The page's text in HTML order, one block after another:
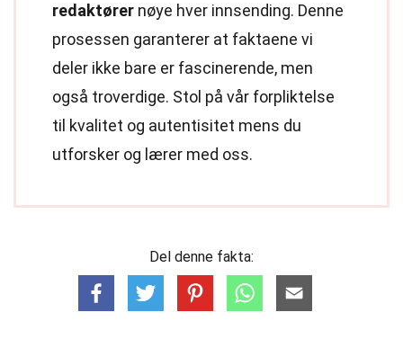
redaktører nøye hver innsending. Denne
prosessen garanterer at faktaene vi
deler ikke bare er fascinerende, men
også troverdige. Stol på vår forpliktelse
til kvalitet og autentisitet mens du
utforsker og lærer med oss.
Del denne fakta: